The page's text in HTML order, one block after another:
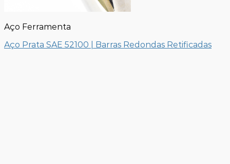
Aço Ferramenta
Aço Prata SAE 52100 | Barras Redondas Retificadas